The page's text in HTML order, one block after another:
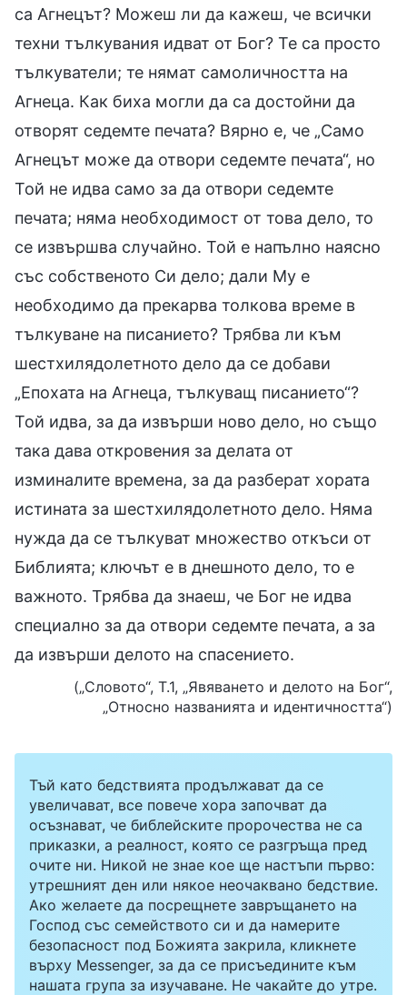
са Агнецът? Можеш ли да кажеш, че всички
техни тълкувания идват от Бог? Те са просто
тълкуватели; те нямат самоличността на
Агнеца. Как биха могли да са достойни да
отворят седемте печата? Вярно е, че „Само
Агнецът може да отвори седемте печата“, но
Той не идва само за да отвори седемте
печата; няма необходимост от това дело, то
се извършва случайно. Той е напълно наясно
със собственото Си дело; дали Му е
необходимо да прекарва толкова време в
тълкуване на писанието? Трябва ли към
шестхилядолетното дело да се добави
„Епохата на Агнеца, тълкуващ писанието“?
Той идва, за да извърши ново дело, но също
така дава откровения за делата от
изминалите времена, за да разберат хората
истината за шестхилядолетното дело. Няма
нужда да се тълкуват множество откъси от
Библията; ключът е в днешното дело, то е
важното. Трябва да знаеш, че Бог не идва
специално за да отвори седемте печата, а за
да извърши делото на спасението.
(„Словото“, Т.1, „Явяването и делото на Бог“,
„Относно названията и идентичността“)
Тъй като бедствията продължават да се
увеличават, все повече хора започват да
осъзнават, че библейските пророчества не са
приказки, а реалност, която се разгръща пред
очите ни. Никой не знае кое ще настъпи първо:
утрешният ден или някое неочаквано бедствие.
Ако желаете да посрещнете завръщането на
Господ със семейството си и да намерите
безопасност под Божията закрила, кликнете
върху Messenger, за да се присъедините към
нашата група за изучаване. Не чакайте до утре.